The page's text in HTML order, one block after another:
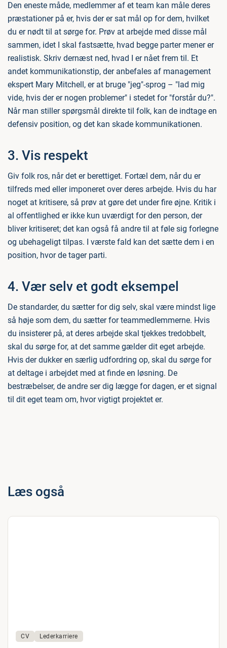
Den eneste måde, medlemmer af et team kan måle deres
præstationer på er, hvis der er sat mål op for dem, hvilket
du er nødt til at sørge for. Prøv at arbejde med disse mål
sammen, idet I skal fastsætte, hvad begge parter mener er
realistisk. Skriv dernæst ned, hvad I er nået frem til. Et
andet kommunikationstip, der anbefales af management
ekspert Mary Mitchell, er at bruge "jeg"-sprog – "lad mig
vide, hvis der er nogen problemer" i stedet for "forstår du?".
Når man stiller spørgsmål direkte til folk, kan de indtage en
defensiv position, og det kan skade kommunikationen.
3. Vis respekt
Giv folk ros, når det er berettiget. Fortæl dem, når du er
tilfreds med eller imponeret over deres arbejde. Hvis du har
noget at kritisere, så prøv at gøre det under fire øjne. Kritik i
al offentlighed er ikke kun uværdigt for den person, der
bliver kritiseret; det kan også få andre til at føle sig forlegne
og ubehageligt tilpas. I værste fald kan det sætte dem i en
position, hvor de tager parti.
4. Vær selv et godt eksempel
De standarder, du sætter for dig selv, skal være mindst lige
så høje som dem, du sætter for teammedlemmerne. Hvis
du insisterer på, at deres arbejde skal tjekkes tredobbelt,
skal du sørge for, at det samme gælder dit eget arbejde.
Hvis der dukker en særlig udfordring op, skal du sørge for
at deltage i arbejdet med at finde en løsning. De
bestræbelser, de andre ser dig lægge for dagen, er et signal
til dit eget team om, hvor vigtigt projektet er.
Læs også
CV Lederkarriere